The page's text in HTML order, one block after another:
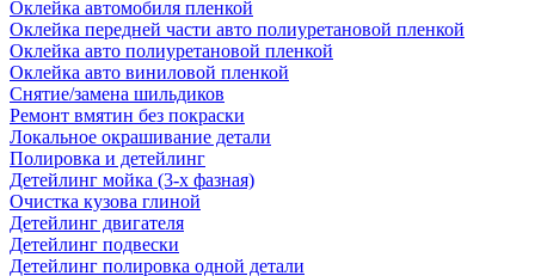
Оклейка автомобиля пленкой
Оклейка передней части авто полиуретановой пленкой
Оклейка авто полиуретановой пленкой
Оклейка авто виниловой пленкой
Снятие/замена шильдиков
Ремонт вмятин без покраски
Локальное окрашивание детали
Полировка и детейлинг
Детейлинг мойка (3-х фазная)
Очистка кузова глиной
Детейлинг двигателя
Детейлинг подвески
Детейлинг полировка одной детали